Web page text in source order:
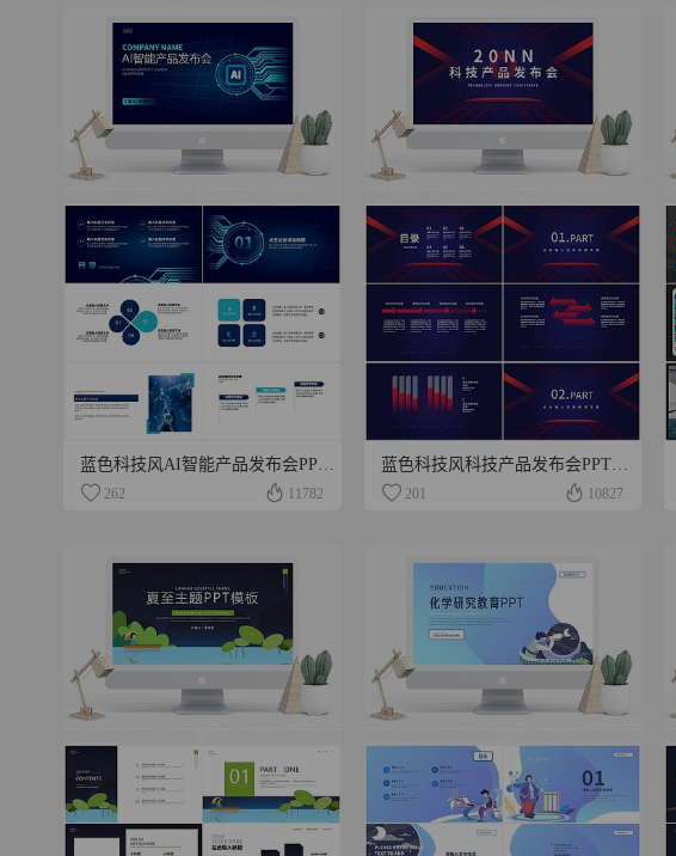
262 11782
蓝色科技风科技产品发布会PPT模板
201 10827